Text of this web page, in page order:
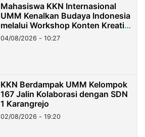
Mahasiswa KKN Internasional
UMM Kenalkan Budaya Indonesia
melalui Workshop Konten Kreatif
di Taiwan
04/08/2026 - 10:27
KKN Berdampak UMM Kelompok
167 Jalin Kolaborasi dengan SDN
1 Karangrejo
02/08/2026 - 19:20